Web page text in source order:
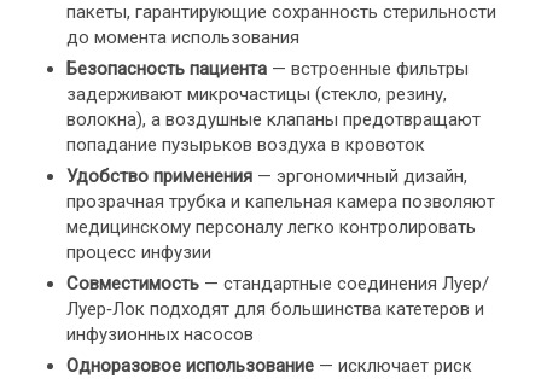
пакеты, гарантирующие сохранность стерильности
до момента использования
Безопасность пациента — встроенные фильтры
задерживают микрочастицы (стекло, резину,
волокна), а воздушные клапаны предотвращают
попадание пузырьков воздуха в кровоток
Удобство применения — эргономичный дизайн,
прозрачная трубка и капельная камера позволяют
медицинскому персоналу легко контролировать
процесс инфузии
Совместимость — стандартные соединения Луер/
Луер‑Лок подходят для большинства катетеров и
инфузионных насосов
Одноразовое использование — исключает риск